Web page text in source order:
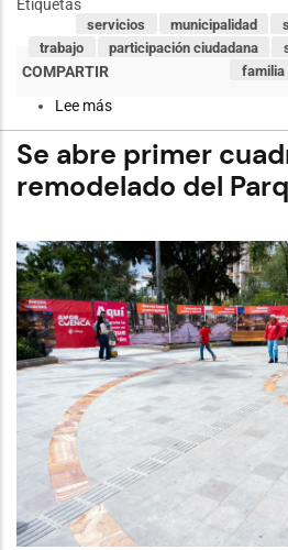
Etiquetas
municipalidad
servicios
participación ciudadana
trabajo
familia
Lee más
plantea
refundar
la
ciudad
de
seriedad
Se abre primer
remodelado del